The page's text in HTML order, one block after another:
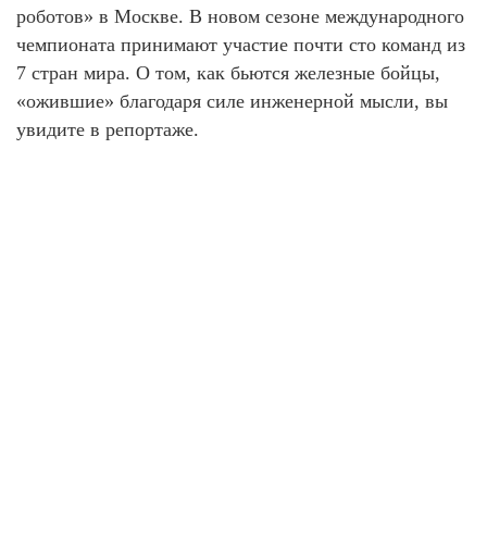
роботов» в Москве. В новом сезоне международного
чемпионата принимают участие почти сто команд из
7 стран мира. О том, как бьются железные бойцы,
«ожившие» благодаря силе инженерной мысли, вы
увидите в репортаже.